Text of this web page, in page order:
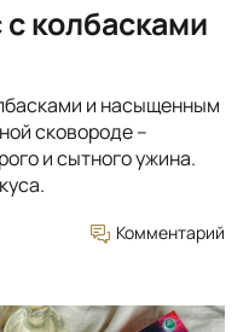
колбасками
и насыщенным
сковороде –
и сытного ужина.
Комментарий